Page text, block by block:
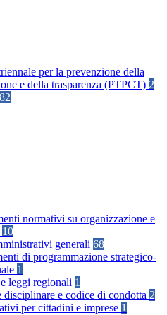
per la prevenzione della
e della trasparenza (PTPCT) 2
82
normativi su organizzazione e
10
generali 68
di programmazione strategico-
1
leggi regionali 1
disciplinare e codice di condotta 2
per cittadini e imprese 1